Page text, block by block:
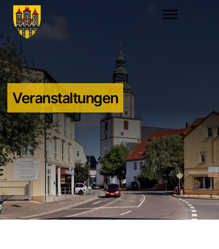
Veranstaltungen